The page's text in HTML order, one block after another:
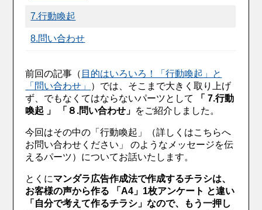
7.行動喚起
8.問い合わせ
前回の記事（ 目的はいろいろ！「行動喚起」と
「問い合わせ」 ）では、そこまで大きく取り上げ
ず、でもなくてはならないパーツとして
「 7.行動
喚起 」 「８.問い合わせ」 をご紹介しました。
今回はその中の「行動喚起」（詳しくはこちらへ
お問い合わせください」 のようなメッセージを伝
えるパーツ）についてお話いたします。
とくにマンダラ広告作成法で作成するチラシは、
お客様の声から作る 「A4」1枚アンケート と違い
「自分で考えて作るチラシ」なので、もう一押し